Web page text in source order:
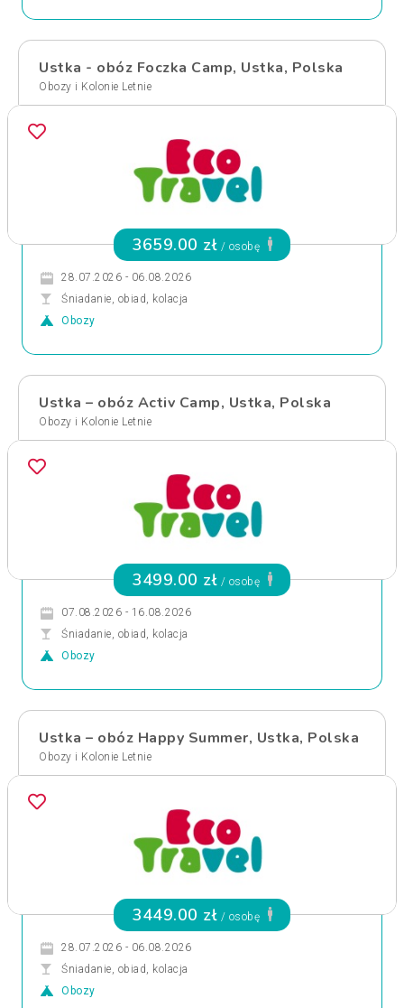
Ustka - obóz Foczka Camp, Ustka, Polska
Obozy i Kolonie Letnie
3659.00 zł / osobę
28.07.2026 - 06.08.2026
Śniadanie, obiad, kolacja
Obozy
Ustka – obóz Activ Camp, Ustka, Polska
Obozy i Kolonie Letnie
3499.00 zł / osobę
07.08.2026 - 16.08.2026
Śniadanie, obiad, kolacja
Obozy
Ustka – obóz Happy Summer, Ustka, Polska
Obozy i Kolonie Letnie
3449.00 zł / osobę
28.07.2026 - 06.08.2026
Śniadanie, obiad, kolacja
Obozy